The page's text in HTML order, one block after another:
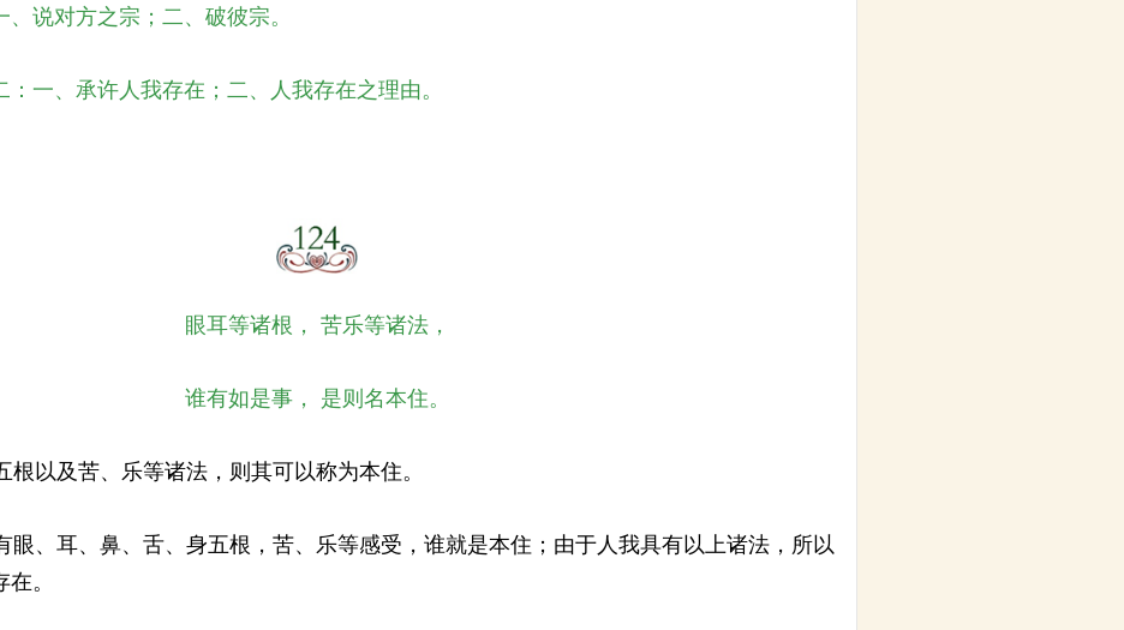
说对方之宗；二、破彼宗。
一、承许人我存在；二、人我存在之理由。
眼耳等诸根， 苦乐等诸法，
谁有如是事， 是则名本住。
以及苦、乐等诸法，则其可以称为本住。
、耳、鼻、舌、身五根，苦、乐等感受，谁就是本住；由于人我具有以上诸法，所以
。